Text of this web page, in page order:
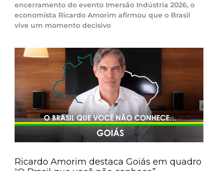
encerramento do evento Imersão Indústria 2026, o
economista Ricardo Amorim afirmou que o Brasil
vive um momento decisivo
Ricardo Amorim destaca Goiás em quadro